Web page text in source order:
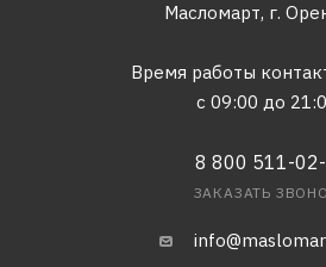
Масломарт, г.
Время работы
с 09:00 до
8 800 511-
ЗАКАЗАТЬ